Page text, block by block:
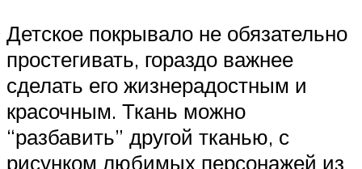
Детское покрывало не обязательно
простегивать, гораздо важнее
сделать его жизнерадостным и
красочным. Ткань можно
“разбавить” другой тканью, с
рисунком любимых персонажей из